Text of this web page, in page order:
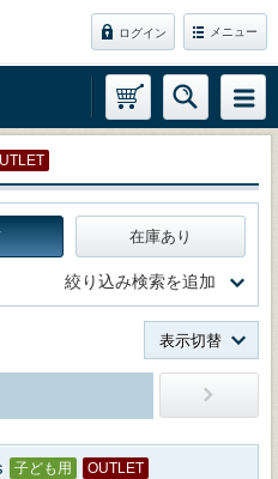
ログイン メニュー
在庫あり
絞り込み検索を追加
表示切替
子ども用 OUTLET